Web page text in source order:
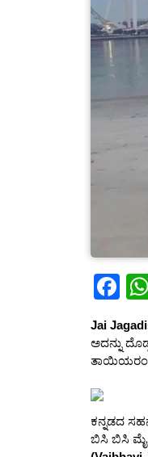
F
c
e
o
o
Jai
ಅದನ್ನು
ತಾಯಿಯರಂತೆ
ಕನ್ನಡದ
ಬಿಸಿ ಬಿಸಿ ಮೈ